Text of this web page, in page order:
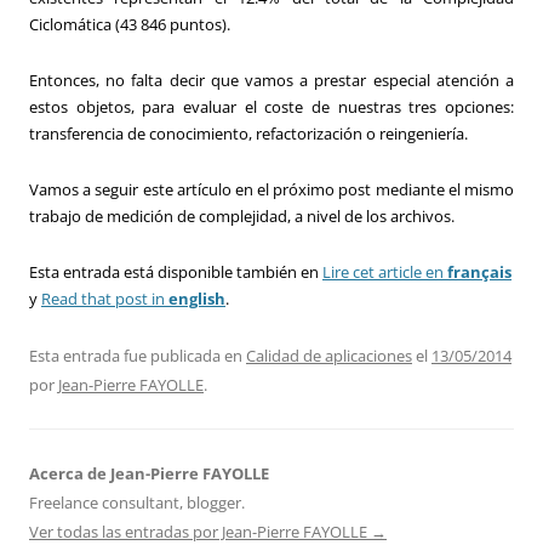
Ciclomática (43 846 puntos).
Entonces, no falta decir que vamos a prestar especial atención a
estos objetos, para evaluar el coste de nuestras tres opciones:
transferencia de conocimiento, refactorización o reingeniería.
Vamos a seguir este artículo en el próximo post mediante el mismo
trabajo de medición de complejidad, a nivel de los archivos.
Esta entrada está disponible también en Lire cet article en français
y Read that post in english.
Esta entrada fue publicada en Calidad de aplicacionesel 13/05/2014
por Jean-Pierre FAYOLLE.
Acerca de Jean-Pierre FAYOLLE
Freelance consultant, blogger.
Ver todas las entradas por Jean-Pierre FAYOLLE →